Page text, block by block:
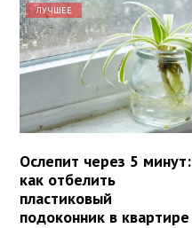
ЛУЧШЕЕ
Ослепит через 5 минут:
как отбелить
пластиковый
подоконник в квартире